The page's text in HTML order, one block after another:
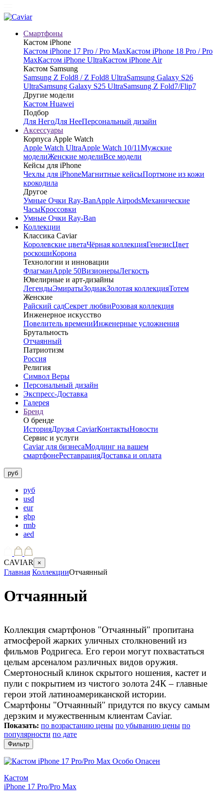
Смартфоны
Кастом iPhone
Кастом iPhone 17 Pro / Pro MaxКастом iPhone 18 Pro / Pro
MaxКастом iPhone UltraКастом iPhone Air
Кастом Samsung
Samsung Z Fold8 / Z Fold8 UltraSamsung Galaxy S26
UltraSamsung Galaxy S25 UltraSamsung Z Fold7/Flip7
Другие модели
Кастом Huawei
Подбор
Для НегоДля НееПерсональный дизайн
Аксессуары
Корпуса Apple Watch
Apple Watch UltraApple Watch 10/11Мужские
моделиЖенские моделиВсе модели
Кейсы для iPhone
Чехлы для iPhoneМагнитные кейсыПортмоне из кожи
крокодила
Другое
Умные Очки Ray-BanApple AirpodsМеханические
ЧасыКроссовки
Умные Очки Ray-Ban
Коллекции
Классика Caviar
Королевские цветаЧёрная коллекцияГенезисЦвет
роскошиКорона
Технологии и инновации
ФлагманApple 50ВизионерыЛегкость
Ювелирные и арт-дизайны
ЛегендыЭмиратыЗодиакЗолотая коллекцияТотем
Женские
Райский садСекрет любвиРозовая коллекция
Инженерное искусство
Повелитель времениИнженерные усложнения
Брутальность
Отчаянный
Патриотизм
Россия
Религия
Символ Веры
Персональный дизайн
Экспресс-Доставка
Галерея
Бренд
О бренде
ИсторияДрузья CaviarКонтактыНовости
Сервис и услуги
Caviar для бизнесаМоддинг на вашем
смартфонеРеставрацияДоставка и оплата
руб
руб
usd
eur
gbp
rmb
aed
CAVIAR ×
Главная КоллекцииОтчаянный
Отчаянный
Коллекция смартфонов "Отчаянный" пропитана
атмосферой жарких уличных столкновений из
фильмов Родригеса. Его герои могут похвастаться
целым арсеналом различных видов оружия.
Смертоносный клинок скрытого ношения, кастет и
пули с покрытием из чистого золота 24К – главные
герои этой латиноамериканской истории.
Смартфоны "Отчаянный" придутся по вкусу самым
дерзким и мужественным клиентам Caviar.
Показать: по возрастанию цены по убыванию цены по
популярности по дате
Фильтр
Кастом
iPhone 17 Pro/Pro Max